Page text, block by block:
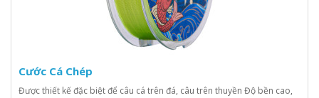
Cước Cá Chép
Được thiết kế đặc biệt để câu cá trên đá, câu trên thuyền Độ bền cao,